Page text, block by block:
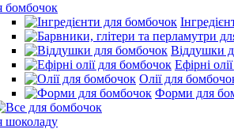
бомбочок
Віддушки
Ефірні
Олії для
Форми для
шоколаду